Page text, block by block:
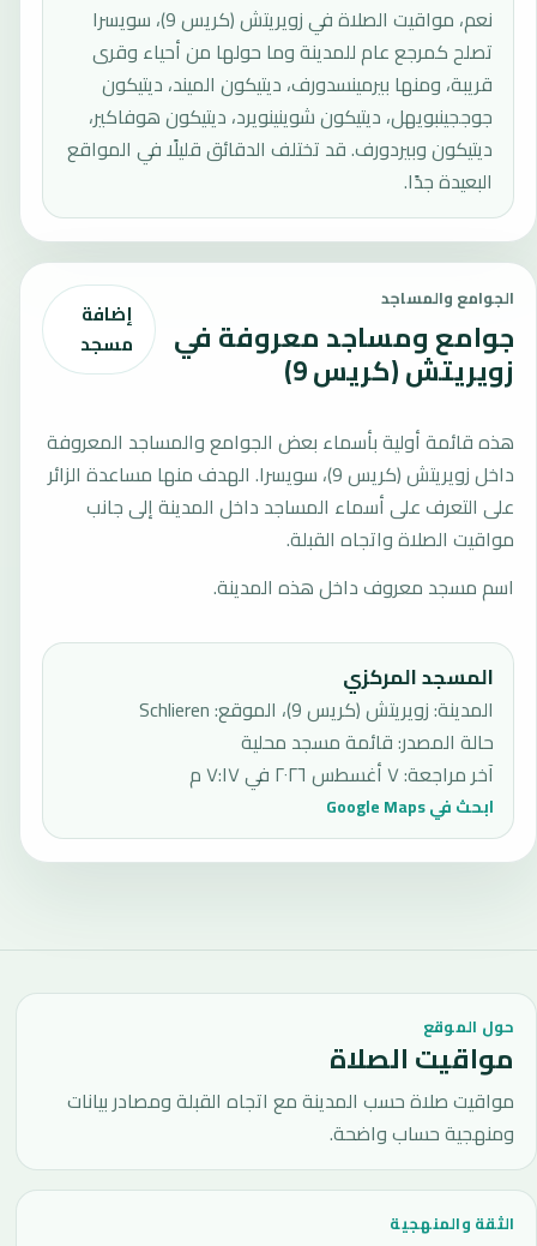
نعم، مواقيت الصلاة في زويريتش (كريس 9)، سويسرا
تصلح كمرجع عام للمدينة وما حولها من أحياء وقرى
قريبة، ومنها بيرمينسدورف، ديتيكون الميند، ديتيكون
جوججينبويهل، ديتيكون شوينينويرد، ديتيكون هوفاكير،
ديتيكون وبيردورف. قد تختلف الدقائق قليلًا في المواقع
البعيدة جدًا.
الجوامع والمساجد
جوامع ومساجد معروفة في
زويريتش (كريس 9)
إضافة
مسجد
هذه قائمة أولية بأسماء بعض الجوامع والمساجد المعروفة
داخل زويريتش (كريس 9)، سويسرا. الهدف منها مساعدة الزائر
على التعرف على أسماء المساجد داخل المدينة إلى جانب
مواقيت الصلاة واتجاه القبلة.
اسم مسجد معروف داخل هذه المدينة.
المسجد المركزي
المدينة: زويريتش (كريس 9)، الموقع: Schlieren
حالة المصدر:قائمة مسجد محلية
آخر مراجعة:٧ أغسطس ٢٠٢٦ في ٧:١٧ م
ابحث في Google Maps
حول الموقع
مواقيت الصلاة
مواقيت صلاة حسب المدينة مع اتجاه القبلة ومصادر بيانات
ومنهجية حساب واضحة.
الثقة والمنهجية